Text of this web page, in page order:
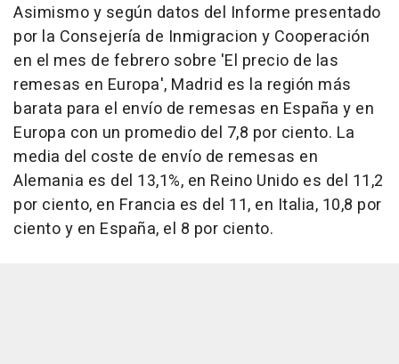
Asimismo y según datos del Informe presentado
por la Consejería de Inmigracion y Cooperación
en el mes de febrero sobre 'El precio de las
remesas en Europa', Madrid es la región más
barata para el envío de remesas en España y en
Europa con un promedio del 7,8 por ciento. La
media del coste de envío de remesas en
Alemania es del 13,1%, en Reino Unido es del 11,2
por ciento, en Francia es del 11, en Italia, 10,8 por
ciento y en España, el 8 por ciento.